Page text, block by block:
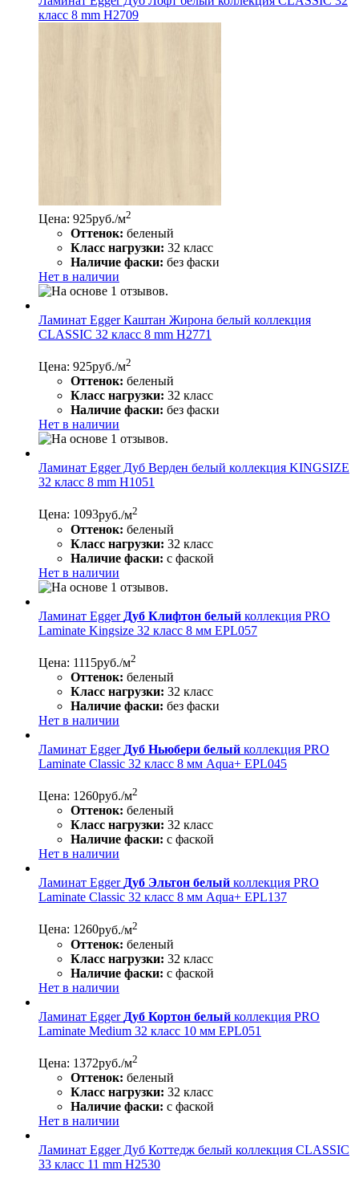
класс 8 mm Н2709
Цена: 925руб./м2
Оттенок: беленый
Класс нагрузки: 32 класс
Наличие фаски: без фаски
Нет в наличии
Ламинат Egger Каштан Жирона белый коллекция
CLASSIC 32 класс 8 mm Н2771
Цена: 925руб./м2
Оттенок: беленый
Класс нагрузки: 32 класс
Наличие фаски: без фаски
Нет в наличии
Ламинат Egger Дуб Верден белый коллекция KINGSIZE
32 класс 8 mm H1051
Цена: 1093руб./м2
Оттенок: беленый
Класс нагрузки: 32 класс
Наличие фаски: с фаской
Нет в наличии
Ламинат Egger Дуб Клифтон белый коллекция PRO
Laminate Kingsize 32 класс 8 мм EPL057
Цена: 1115руб./м2
Оттенок: беленый
Класс нагрузки: 32 класс
Наличие фаски: без фаски
Нет в наличии
Ламинат Egger Дуб Ньюбери белый коллекция PRO
Laminate Classic 32 класс 8 мм Aqua+ EPL045
Цена: 1260руб./м2
Оттенок: беленый
Класс нагрузки: 32 класс
Наличие фаски: с фаской
Нет в наличии
Ламинат Egger Дуб Эльтон белый коллекция PRO
Laminate Classic 32 класс 8 мм Aqua+ EPL137
Цена: 1260руб./м2
Оттенок: беленый
Класс нагрузки: 32 класс
Наличие фаски: с фаской
Нет в наличии
Ламинат Egger Дуб Кортон белый коллекция PRO
Laminate Medium 32 класс 10 мм EPL051
Цена: 1372руб./м2
Оттенок: беленый
Класс нагрузки: 32 класс
Наличие фаски: с фаской
Нет в наличии
Ламинат Egger Дуб Коттедж белый коллекция CLASSIC
33 класс 11 mm H2530